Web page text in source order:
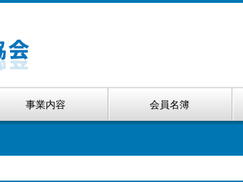
事業内容 会員名簿